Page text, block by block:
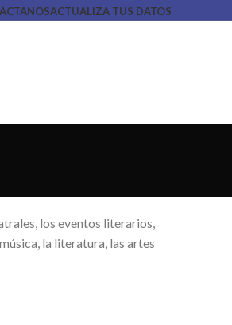
ACTUALIZA TUS DATOS
los eventos literarios,
la literatura, las artes